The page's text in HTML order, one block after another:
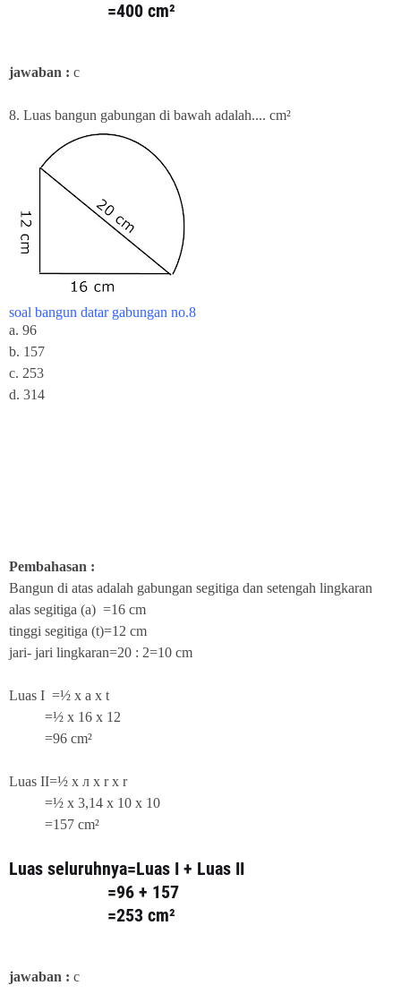
=400 cm²
jawaban : c
8. Luas bangun gabungan di bawah adalah.... cm²
soal bangun datar gabungan no.8
a. 96
b. 157
c. 253
d. 314
Pembahasan :
Bangun di atas adalah gabungan segitiga dan setengah lingkaran
alas segitiga (a) =16 cm
tinggi segitiga (t)=12 cm
jari- jari lingkaran=20 : 2=10 cm
Luas I =½ x a x t
=½ x 16 x 12
=96 cm²
Luas II=½ x л x r x r
=½ x 3,14 x 10 x 10
=157 cm²
Luas seluruhnya=Luas I + Luas II
=96 + 157
=253 cm²
jawaban : c